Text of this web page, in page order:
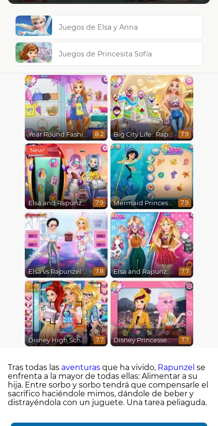
Juegos de Elsa y Anna
Juegos de Princesita Sofía
Year Round Fashionista Rapunzel 8.2 Big City Life : Rapunzel 7.9
Elsa and Rapunzel Future Fashion 7.9 Mermaid Princesses 7.9
Elsa vs Rapunzel Fashion Game 7.8 Elsa and Rapunzel Princess Rivalry 7.7
Disney High School Love 7.7 Disney Princesses : Boho vs Edgy 7.7
Tras todas las aventuras que ha vivido, Rapunzel se
enfrenta a la mayor de todas ellas: Alimentar a su
hija. Entre sorbo y sorbo tendrá que compensarle el
sacrifico haciéndole mimos, dándole de beber y
distrayéndola con un juguete. Una tarea peliaguda.